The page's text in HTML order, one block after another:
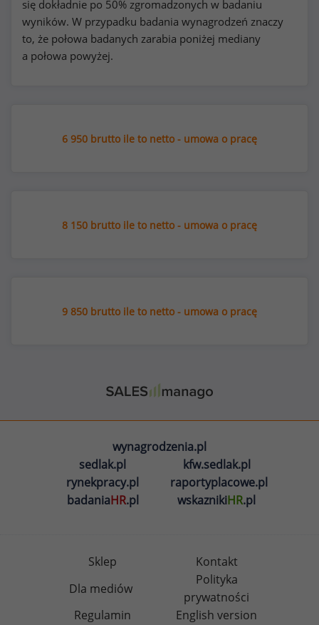
się dokładnie po 50% zgromadzonych w badaniu
wyników. W przypadku badania wynagrodzeń znaczy
to, że połowa badanych zarabia poniżej mediany
a połowa powyżej.
6 950 brutto ile to netto - umowa o pracę
8 150 brutto ile to netto - umowa o pracę
9 850 brutto ile to netto - umowa o pracę
wynagrodzenia.pl
sedlak.pl
kfw.sedlak.pl
rynekpracy.pl
raportyplacowe.pl
badaniaHR.pl wskaznikiHR.pl
Sklep
Kontakt
Dla mediów
Polityka
prywatności
Regulamin
English version